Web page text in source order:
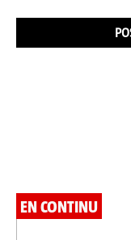
EN CONTINU